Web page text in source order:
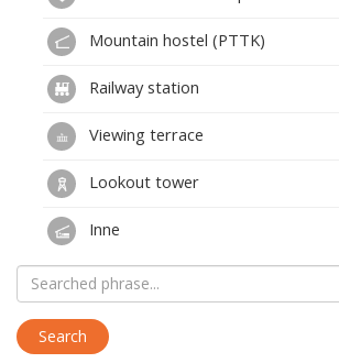
Mountain hostel (PTTK)
Railway station
Viewing terrace
Lookout tower
Inne